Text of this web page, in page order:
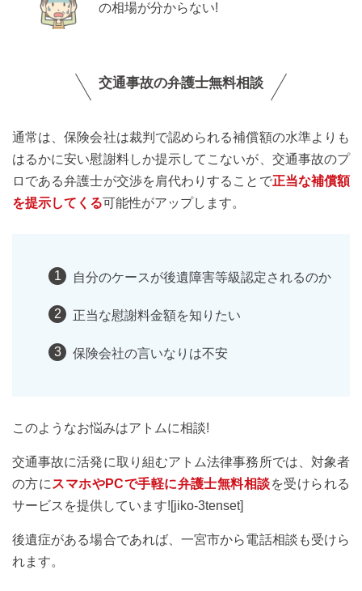
の相場が分からない!
交通事故の弁護士無料相談
通常は、保険会社は裁判で認められる補償額の水準よりも
はるかに安い慰謝料しか提示してこないが、交通事故のプ
ロである弁護士が交渉を肩代わりすることで正当な補償額
を提示してくる可能性がアップします。
自分のケースが後遺障害等級認定されるのか
正当な慰謝料金額を知りたい
保険会社の言いなりは不安
このようなお悩みはアトムに相談!
交通事故に活発に取り組むアトム法律事務所では、対象者
の方に スマホやPCで手軽に弁護士無料相談を受けられる
サービスを提供しています![jiko-3tenset]
後遺症がある場合であれば、一宮市から電話相談も受けら
れます。